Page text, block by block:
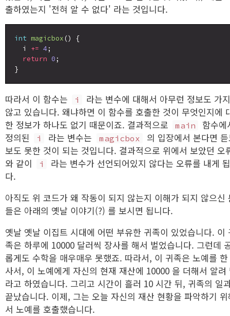
출하였는지 '전혀 알 수 없다' 라는 것입니다.
int magicbox () {
  i
+= 4;
return 0 ;
따라서 이 함수는 i
라는 변수에 대해서 아무런 정보도 가
않고 있습니다. 왜냐하면 이 함수를 호출한 것이 무엇인지에
한 정보가 하나도 없기 때문이죠. 결과적으로
main
함수에
정의된
i 라는 변수는 magicbox
의 입장에서 본다면
보도 못한 것이 되는 것입니다. 결과적으로 위에서 보았던 오
와 같이
i
라는 변수가 선언되어있지 않다는 오류를 내게
다.
아직도 위 코드가 왜 작동이 되지 않는지 이해가 되지 않으신
들은 아래의 옛날 이야기(?) 를 보시면 됩니다.
옛날 옛날 이집트 시대에 어떤 부유한 귀족이 있었습니다. 이
족은 하루에 10000 달러씩 장사를 해서 벌었습니다. 그런데
롭게도 수학을 매우매우 못했죠. 따라서, 이 귀족은 노예를
사서, 이 노예에게 자신의 현재 재산에 10000 을 더해서 알려
라고 하였습니다. 그리고 시간이 흘러 10 시간 뒤, 귀족의 일
끝났습니다. 이제, 그는 오늘 자신의 재산 현황을 파악하기
서 노예를 호출했습니다.